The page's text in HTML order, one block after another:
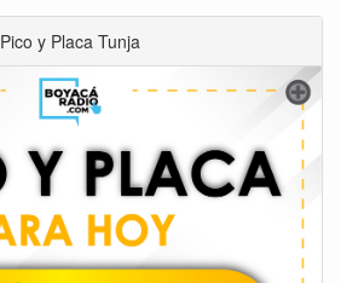
Pico y Placa Tunja